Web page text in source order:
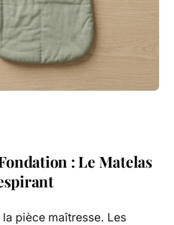
: Le Matelas
pièce maîtresse. Les